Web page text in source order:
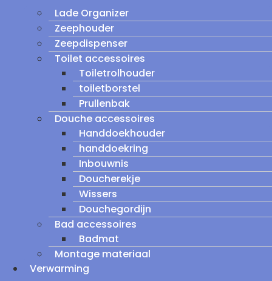
Lade Organizer
Zeephouder
Zeepdispenser
Toilet accessoires
Toiletrolhouder
toiletborstel
Prullenbak
Douche accessoires
Handdoekhouder
handdoekring
Inbouwnis
Doucherekje
Wissers
Douchegordijn
Bad accessoires
Badmat
Montage materiaal
Verwarming